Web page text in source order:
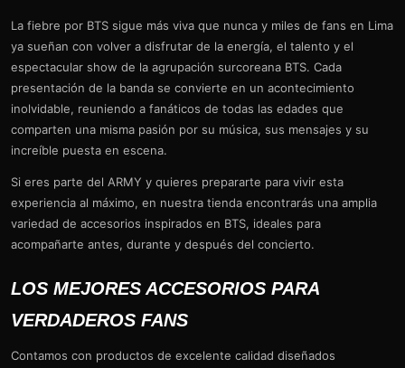
La fiebre por BTS sigue más viva que nunca y miles de fans en Lima
ya sueñan con volver a disfrutar de la energía, el talento y el
espectacular show de la agrupación surcoreana BTS. Cada
presentación de la banda se convierte en un acontecimiento
inolvidable, reuniendo a fanáticos de todas las edades que
comparten una misma pasión por su música, sus mensajes y su
increíble puesta en escena.
Si eres parte del ARMY y quieres prepararte para vivir esta
experiencia al máximo, en nuestra tienda encontrarás una amplia
variedad de accesorios inspirados en BTS, ideales para
acompañarte antes, durante y después del concierto.
LOS MEJORES ACCESORIOS PARA
VERDADEROS FANS
Contamos con productos de excelente calidad diseñados